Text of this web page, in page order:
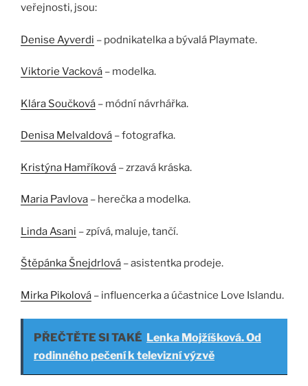
veřejnosti, jsou:
Denise Ayverdi – podnikatelka a bývalá Playmate.
Viktorie Vacková – modelka.
Klára Součková – módní návrhářka.
Denisa Melvaldová – fotografka.
Kristýna Hamříková – zrzavá kráska.
Maria Pavlova – herečka a modelka.
Linda Asani – zpívá, maluje, tančí.
Štěpánka Šnejdrlová – asistentka prodeje.
Mirka Pikolová – influencerka a účastnice Love Islandu.
PŘEČTĚTE SI TAKÉ Lenka Mojžíšková. Od
rodinného pečení k televizní výzvě